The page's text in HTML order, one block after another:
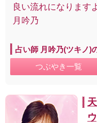
良い流れになります
月吟乃
占い師 月吟乃(ツキノ)
つぶやき一覧